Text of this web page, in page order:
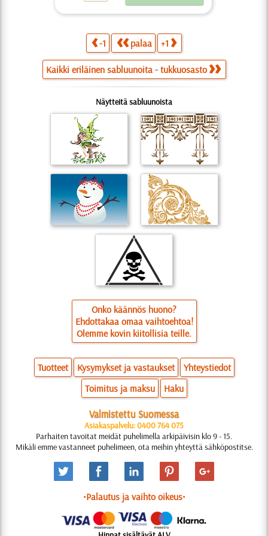
-1 palaa +1
Kaikki eriläinen sabluunoita - tukkuosasto
Näytteitä sabluunoista
Onko käännös huono?
Ehdottakaa omaa vaihtoehtoa!
Olemme kovin kiitollisia teille.
Tuotteet Kysymykset ja vastaukset
Yhteystiedot
Toimitus ja maksu
Haku
Valmistettu Suomessa
Asiakaspalvelu: 0400 764 075
Parhaiten tavoitat meidät puhelimella arkipäivisin klo 9 - 15.
Mikäli emme vastanneet puhelimeen, ota meihin yhteyttä sähköpostitse.
•Palautus ja vaihto oikeus•